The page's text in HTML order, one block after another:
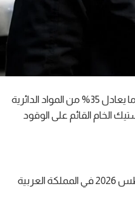
تجسد سماعاتIER-M500 التزام سوني الراسخ بالاستدامة، إذ خصصت الشركة ما يعادل 35% من المواد الدائرية
الخام القائم على الوقود
سيتوفر IER-M500 باللون الشفاف، والأسود، والأحمر، والأزرق اعتبارًا من أغسطس 2026 في المملكة العربية